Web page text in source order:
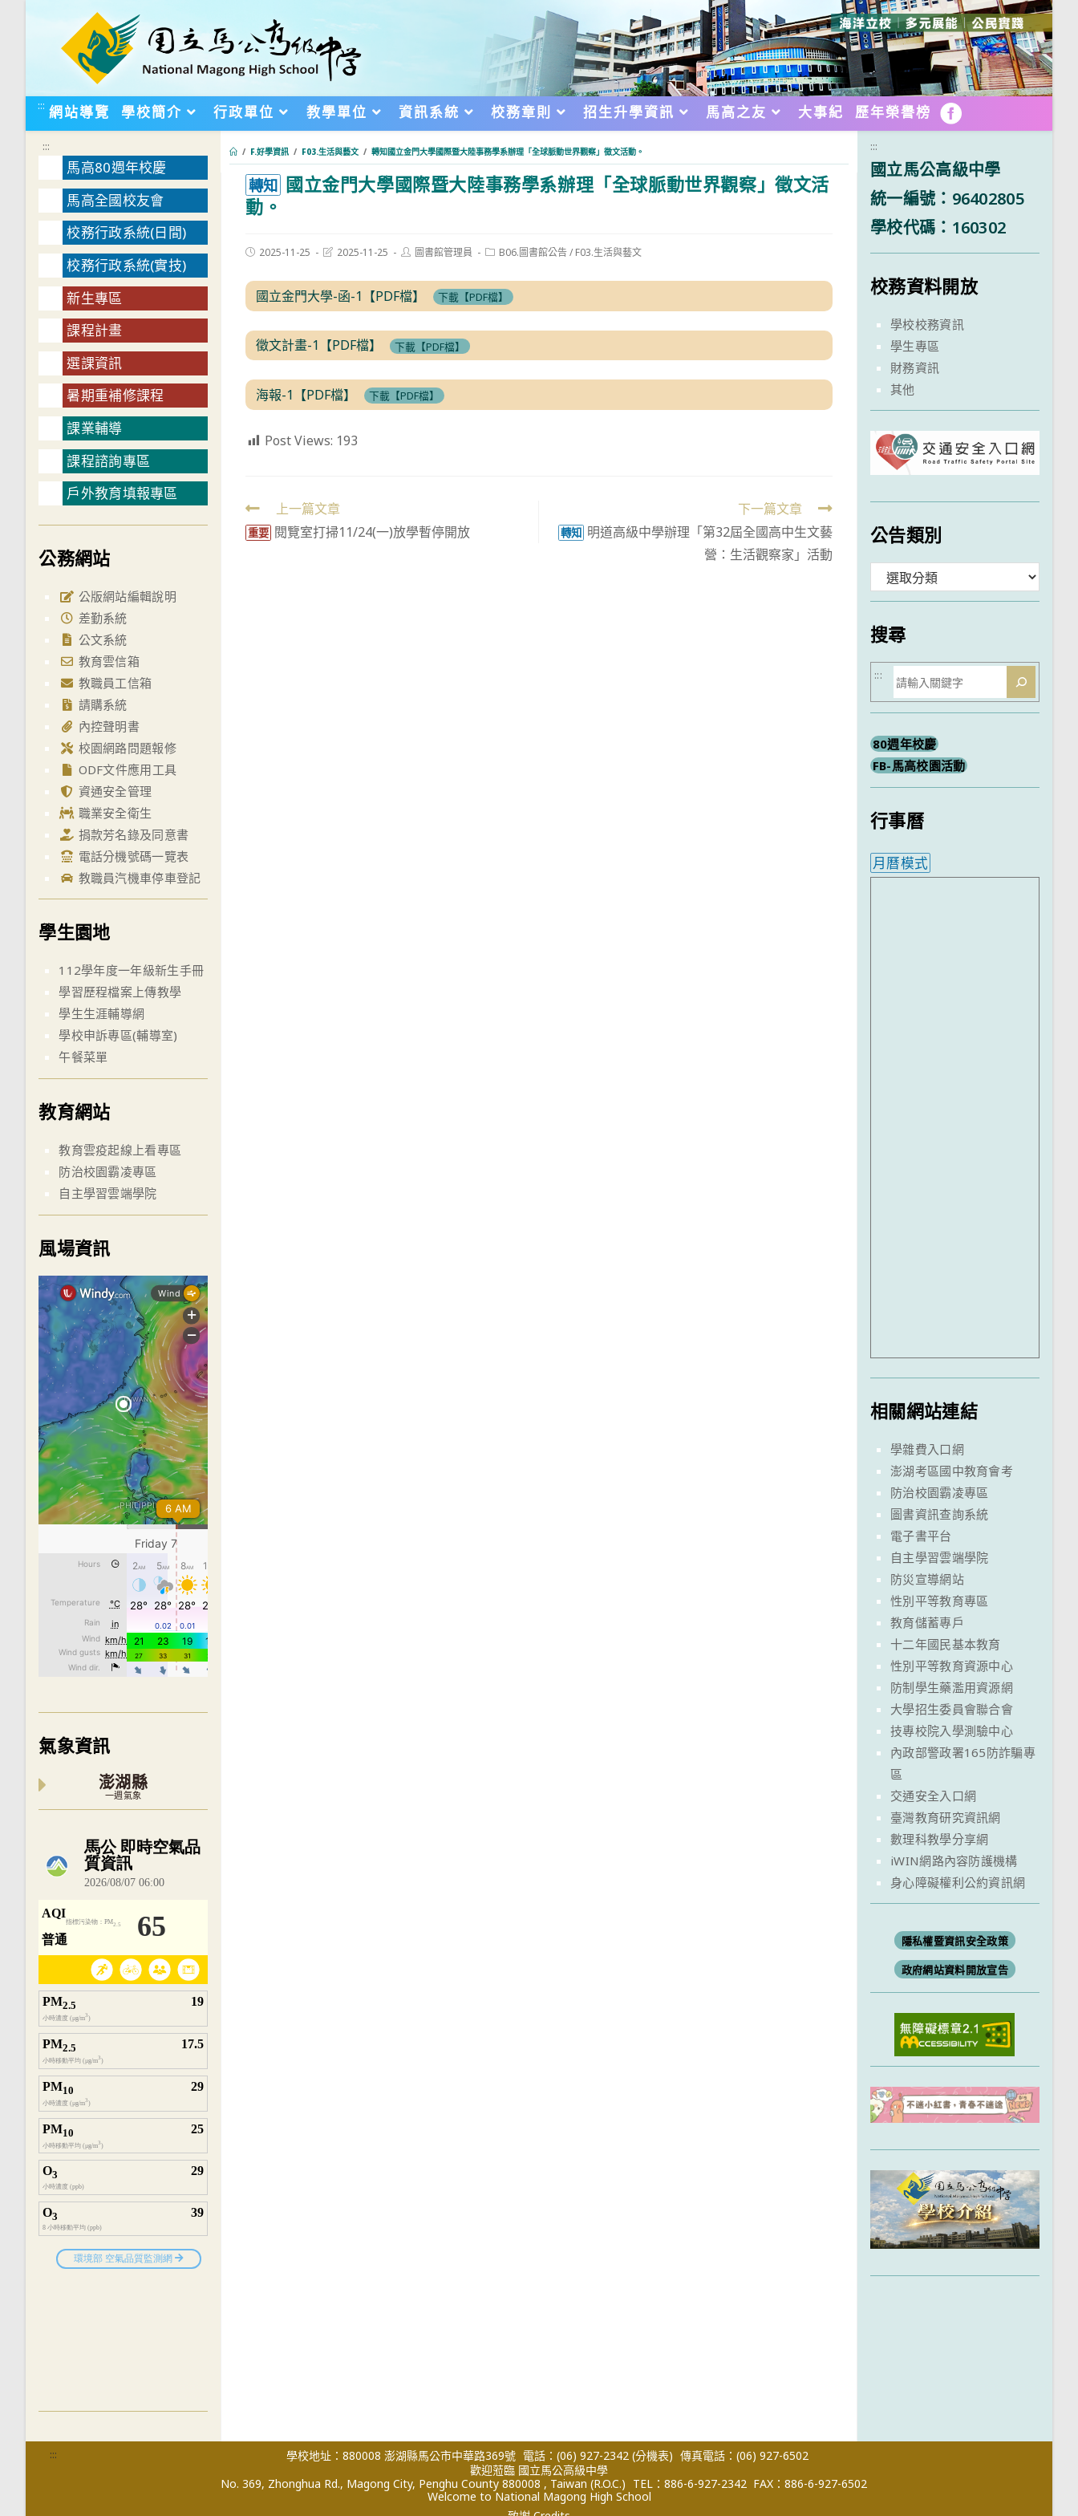
::: 網站導覽 學校簡介 行政單位 教學單位 資訊系統 校務章則 招生升學資訊 馬高之友 大事紀 歷年榮譽榜 FB
/ F.好學資訊 / F03.生活與藝文 / 轉知國立金門大學國際暨大陸事務學系辦理「全球脈動世界觀察」徵文活動。
轉知 國立金門大學國際暨大陸事務學系辦理「全球脈動世界觀察」徵文活
動。
Post2025-11-25
Post2025-11-25
Post圖書館管理員
PostB06.圖書館公告/ F03.生活與藝文
國立金門大學-函-1【PDF檔】 下載【PDF檔】
徵文計畫-1【PDF檔】 下載【PDF檔】
海報-1【PDF檔】 下載【PDF檔】
Post Views: 193
Read
more
上一篇文章
重要 閱覽室打掃11/24(一)放學暫停開放
下一篇文章
轉知 明道高級中學辦理「第32屆全國高中生文藝
營：生活觀察家」活動
:::
馬高80週年校慶
馬高全國校友會
校務行政系統(日間)
校務行政系統(實技)
新生專區
課程計畫
選課資訊
暑期重補修課程
課業輔導
課程諮詢專區
戶外教育填報專區
公務網站
公版網站編輯說明
差勤系統
公文系統
教育雲信箱
教職員工信箱
請購系統
內控聲明書
校園網路問題報修
ODF文件應用工具
資通安全管理
職業安全衛生
捐款芳名錄及同意書
電話分機號碼一覽表
教職員汽機車停車登記
學生園地
112學年度一年級新生手冊
學習歷程檔案上傳教學
學生生涯輔導網
學校申訴專區(輔導室)
午餐菜單
教育網站
教育雲疫起線上看專區
防治校園霸凌專區
自主學習雲端學院
風場資訊
氣象資訊
澎湖縣
一週氣象
內嵌空氣品質小工具為視覺預覽，完整即時空氣品質資料請開啟
:::
國立馬公高級中學
統一編號：96402805
學校代碼：160302
校務資料開放
學校校務資訊
學生專區
財務資訊
其他
公告類別
類
搜尋
搜
尋
:::
80週年校慶
FB-馬高校園活動
行事曆
月曆模式
相關網站連結
學雜費入口網
澎湖考區國中教育會考
防治校園霸凌專區
圖書資訊查詢系統
電子書平台
自主學習雲端學院
防災宣導網站
性別平等教育專區
教育儲蓄專戶
十二年國民基本教育
性別平等教育資源中心
防制學生藥濫用資源網
大學招生委員會聯合會
技專校院入學測驗中心
內政部警政署165防詐騙專
區
交通安全入口網
臺灣教育研究資訊網
數理科教學分享網
iWIN網路內容防護機構
身心障礙權利公約資訊網
隱私權暨資訊安全政策
政府網站資料開放宣告
::: 學校地址：880008 澎湖縣馬公市中華路369號 電話：(06) 927-2342 (分機表) 傳真電話：(06) 927-6502
歡迎蒞臨 國立馬公高級中學
No. 369, Zhonghua Rd., Magong City, Penghu County 880008 , Taiwan (R.O.C.) TEL：886-6-927-2342 FAX：886-6-927-6502
Welcome to National Magong High School